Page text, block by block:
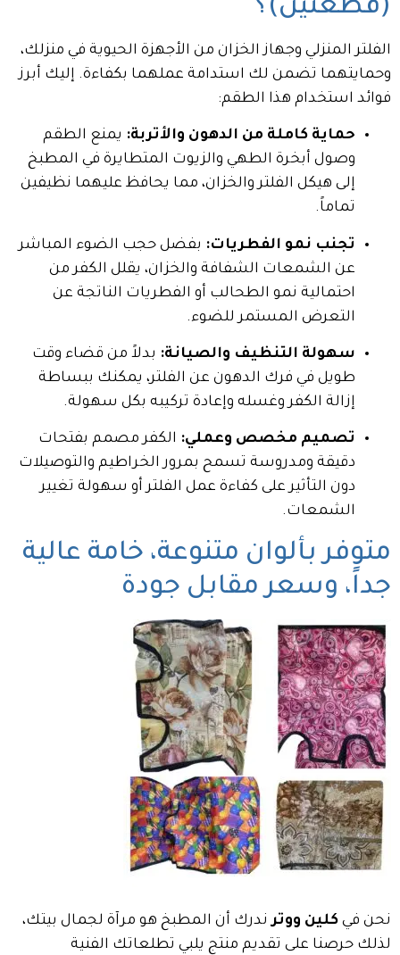
(قطعتين)؟
الفلتر المنزلي وجهاز الخزان من الأجهزة الحيوية في منزلك،
وحمايتهما تضمن لك استدامة عملهما بكفاءة. إليك أبرز
فوائد استخدام هذا الطقم:
حماية كاملة من الدهون والأتربة: يمنع الطقم
وصول أبخرة الطهي والزيوت المتطايرة في المطبخ
إلى هيكل الفلتر والخزان، مما يحافظ عليهما نظيفين
تماماً.
تجنب نمو الفطريات: بفضل حجب الضوء المباشر
عن الشمعات الشفافة والخزان، يقلل الكفر من
احتمالية نمو الطحالب أو الفطريات الناتجة عن
التعرض المستمر للضوء.
سهولة التنظيف والصيانة: بدلاً من قضاء وقت
طويل في فرك الدهون عن الفلتر، يمكنك ببساطة
إزالة الكفر وغسله وإعادة تركيبه بكل سهولة.
تصميم مخصص وعملي: الكفر مصمم بفتحات
دقيقة ومدروسة تسمح بمرور الخراطيم والتوصيلات
دون التأثير على كفاءة عمل الفلتر أو سهولة تغيير
الشمعات.
متوفر بألوان متنوعة، خامة عالية
جداً، وسعر مقابل جودة
نحن في كلين ووترندرك أن المطبخ هو مرآة لجمال بيتك،
لذلك حرصنا على تقديم منتج يلبي تطلعاتك الفنية